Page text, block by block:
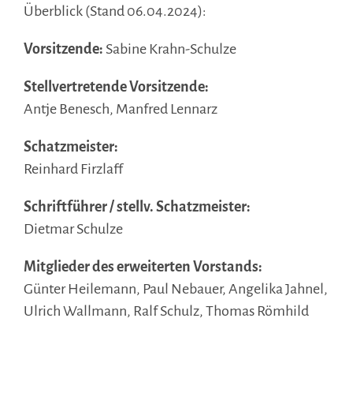
Überblick (Stand 06.04.2024):
Vorsitzende: Sabine Krahn-Schulze
Stellvertretende Vorsitzende:
Antje Benesch, Manfred Lennarz
Schatzmeister:
Reinhard Firzlaff
Schriftführer / stellv. Schatzmeister:
Dietmar Schulze
Mitglieder des erweiterten Vorstands:
Günter Heilemann, Paul Nebauer, Angelika Jahnel,
Ulrich Wallmann, Ralf Schulz, Thomas Römhild